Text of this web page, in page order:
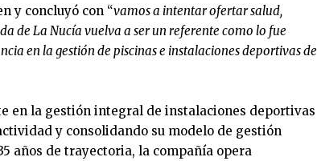
y concluyó con “vamos a intentar ofertar salud,
de La Nucía vuelva a ser un referente como lo fue
en la gestión de piscinas e instalaciones deportivas de
en la gestión integral de instalaciones deportivas
y consolidando su modelo de gestión
años de trayectoria, la compañía opera